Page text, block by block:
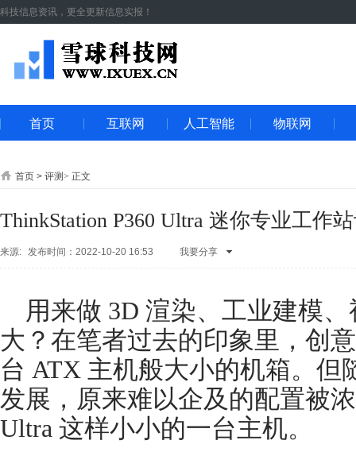
科技信息资讯，更全更新信息实报！
首页 互联网 人工智能 物联网
首页 > 评测> 正文
ThinkStation P360 Ultra 迷你专业工作
来源: 发布时间：2022-10-20 16:53
我要分享
心网
好友
腾讯微
博
用来做 3D 渲染、工业建模
大？在笔者过去的印象里，创
台 ATX 主机般大小的机箱。但
发展，原来难以企及的配置被
Ultra 这样小小的一台主机。